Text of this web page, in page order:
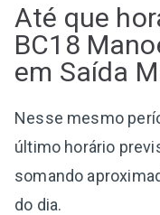
Até que
BC18
em Saída
Nesse mesmo
último horário
somando
do dia.